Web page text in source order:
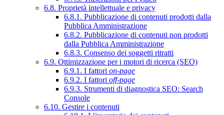
6.8. Proprietà intellettuale e privacy
6.8.1. Pubblicazione di contenuti prodotti dalla
Pubblica Amministrazione
6.8.2. Pubblicazione di contenuti non prodotti
dalla Pubblica Amministrazione
6.8.3. Consenso dei soggetti ritratti
6.9. Ottimizzazione per i motori di ricerca (SEO)
6.9.1. I fattori on-page
6.9.2. I fattori off-page
6.9.3. Strumenti di diagnostica SEO: Search
Console
6.10. Gestire i contenuti